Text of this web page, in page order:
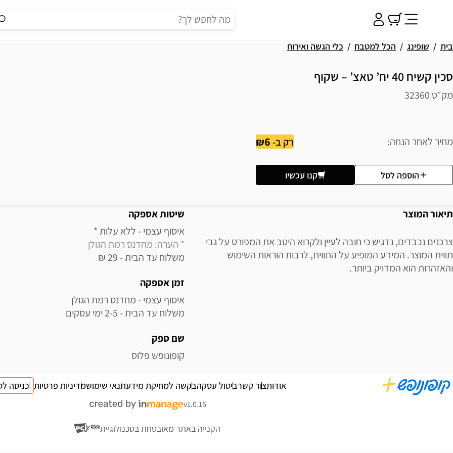
בית שופינג הכל למטבח כלי הגשה ואירוח
סכין קשיח 40 יח’ טאצ’ – שקוף
מק״ט 32360
מחיר לאחר הנחה רק ב-6
הוספה לסל קנו עכשיו
תיאור המוצר
צרכנים נכבדים, נדגיש כי חובה לעיין ולקרוא היטב את המפורט על גבי
תווית המוצר. המידע המופיע על התווית, לרבות הוראות השימוש
והאזהרות הוא המדויק ביותר.
מידע נוסף
שיטות אספקה
איסוף עצמי - ללא עלות *
* הערה: מחדנס רמת הגולן
משלוח עד הבית - 29 ₪
זמן אספקה
משלוח עד הבית - 2-5 ימי עסקים
שם ספק
קופונופש פלוס
אודותצור קשרביטול עסקהבקשה למחיקת מידעתנאי שימושמדיניות פרטיות כניסה
v1.0.15
הקנייה באתר מאובטחת בטכנולוגיית